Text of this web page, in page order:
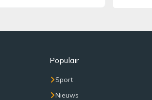
Populair
Sport
Nieuws